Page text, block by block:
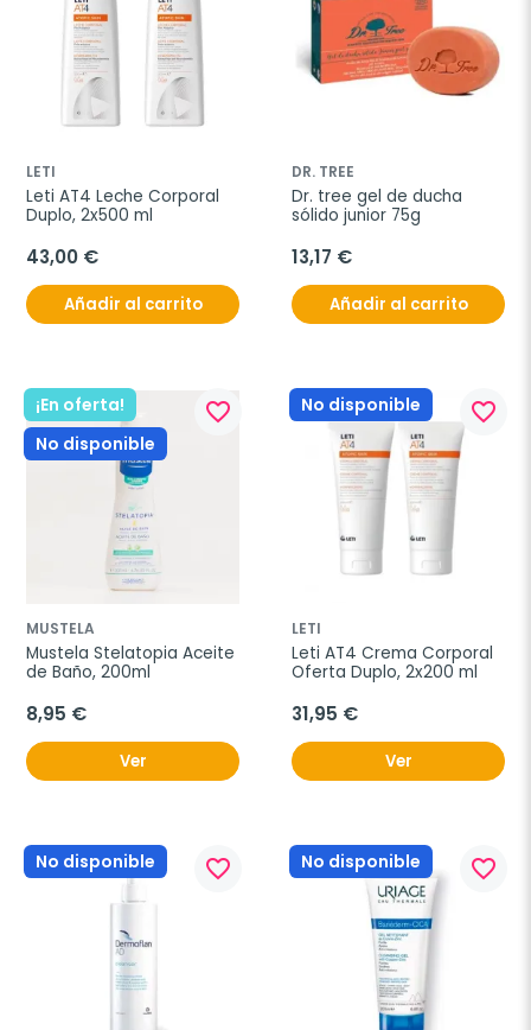
LETI
Leti AT4 Leche Corporal
Duplo, 2x500 ml
43,00 €
Añadir al carrito
DR. TREE
Dr. tree gel de ducha
sólido junior 75g
13,17 €
Añadir al carrito
¡En oferta!
No disponible
favorite_border
MUSTELA
Mustela Stelatopia Aceite
de Baño, 200ml
8,95 €
Ver
No disponible favorite_border
LETI
Leti AT4 Crema Corporal
Oferta Duplo, 2x200 ml
31,95 €
Ver
No disponible favorite_border No disponible favorite_border